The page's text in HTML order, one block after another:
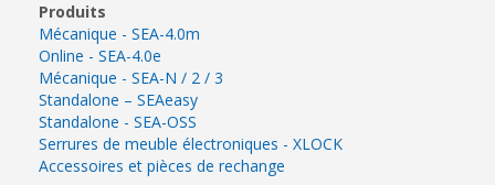
Produits
Mécanique - SEA-4.0m
Online - SEA-4.0e
Mécanique - SEA-N / 2 / 3
Standalone – SEAeasy
Standalone - SEA-OSS
Serrures de meuble électroniques - XLOCK
Accessoires et pièces de rechange